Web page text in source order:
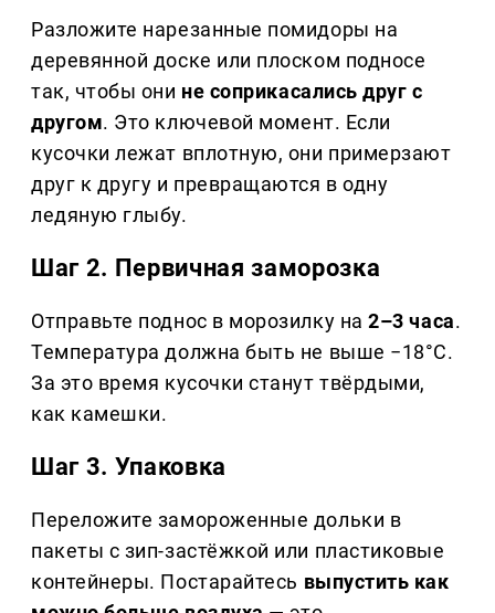
Разложите нарезанные помидоры на
деревянной доске или плоском подносе
так, чтобы они не соприкасались друг с
другом. Это ключевой момент. Если
кусочки лежат вплотную, они примерзают
друг к другу и превращаются в одну
ледяную глыбу.
Шаг 2. Первичная заморозка
Отправьте поднос в морозилку на2–3 часа.
Температура должна быть не выше −18°C.
За это время кусочки станут твёрдыми,
как камешки.
Шаг 3. Упаковка
Переложите замороженные дольки в
пакеты с зип-застёжкой или пластиковые
контейнеры. Постарайтесь выпустить как